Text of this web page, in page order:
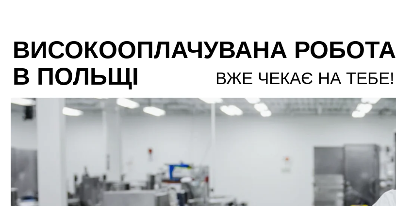
ВИСОКООПЛАЧУВАНА РОБОТА
В ПОЛЬЩІ
ВЖЕ ЧЕКАЄ НА ТЕБЕ!